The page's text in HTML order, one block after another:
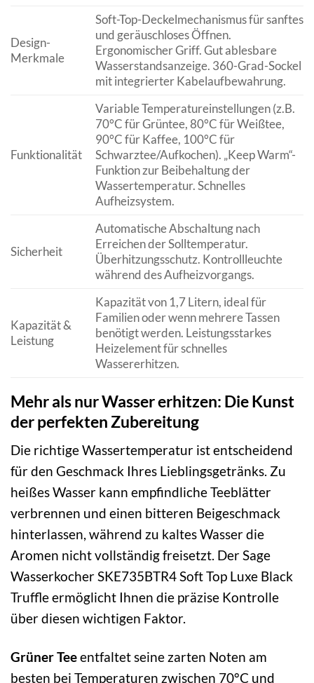
Design-
Merkmale
Soft-Top-Deckelmechanismus für sanftes
und geräuschloses Öffnen.
Ergonomischer Griff. Gut ablesbare
Wasserstandsanzeige. 360-Grad-Sockel
mit integrierter Kabelaufbewahrung.
Funktionalität
Variable Temperatureinstellungen (z.B.
70°C für Grüntee, 80°C für Weißtee,
90°C für Kaffee, 100°C für
Schwarztee/Aufkochen). „Keep Warm“-
Funktion zur Beibehaltung der
Wassertemperatur. Schnelles
Aufheizsystem.
Sicherheit
Automatische Abschaltung nach
Erreichen der Solltemperatur.
Überhitzungsschutz. Kontrollleuchte
während des Aufheizvorgangs.
Kapazität &
Leistung
Kapazität von 1,7 Litern, ideal für
Familien oder wenn mehrere Tassen
benötigt werden. Leistungsstarkes
Heizelement für schnelles
Wassererhitzen.
Mehr als nur Wasser erhitzen: Die Kunst
der perfekten Zubereitung
Die richtige Wassertemperatur ist entscheidend
für den Geschmack Ihres Lieblingsgetränks. Zu
heißes Wasser kann empfindliche Teeblätter
verbrennen und einen bitteren Beigeschmack
hinterlassen, während zu kaltes Wasser die
Aromen nicht vollständig freisetzt. Der Sage
Wasserkocher SKE735BTR4 Soft Top Luxe Black
Truffle ermöglicht Ihnen die präzise Kontrolle
über diesen wichtigen Faktor.
Grüner Teeentfaltet seine zarten Noten am
besten bei Temperaturen zwischen 70°C und